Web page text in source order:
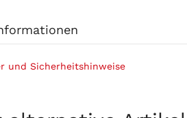
und Sicherheitshinweise